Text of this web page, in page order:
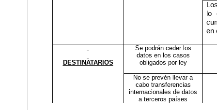
lo
en
DESTINATARIOS
Se podrán ceder los
datos en los casos
obligados por ley
No se prevén llevar a
cabo transferencias
internacionales de datos
a terceros países